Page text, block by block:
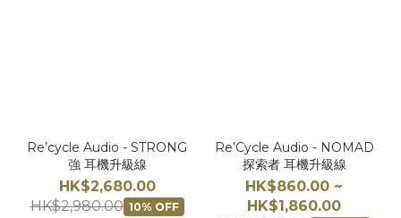
Re’cycle Audio - STRONG
強 耳機升級線
HK$2,680.00
HK$2,980.00 10% OFF
Re’Cycle Audio - NOMAD
探索者 耳機升級線
HK$860.00 ~
HK$1,860.00